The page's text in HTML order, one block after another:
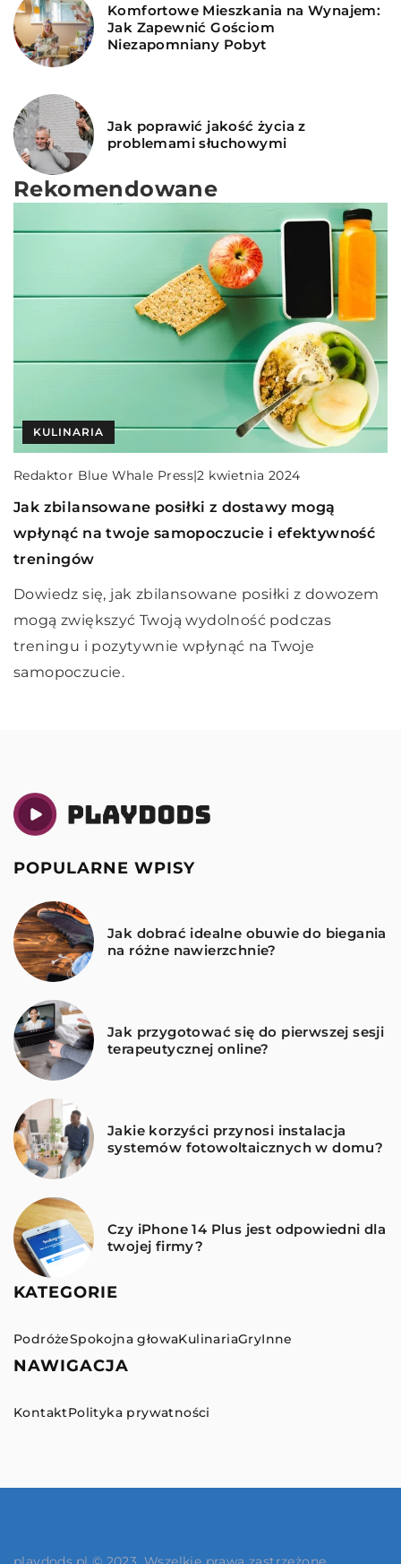
Komfortowe Mieszkania na Wynajem:
Jak Zapewnić Gościom
Niezapomniany Pobyt
Jak poprawić jakość życia z
problemami słuchowymi
Rekomendowane
SPOKOJNA GŁOWA
Redaktor Blue Whale Press|21 maja 2024
Czy malowanie pejzaży pomaga odnaleźć
wewnętrzny spokój?
Dowiedz się, jak malowanie pejzaży może
przyczynić się do osiągnięcia wewnętrznego
spokoju. Kreatywne wyrażanie przez sztukę i
kontakt z naturą stają się drogą do harmonii.
KULINARIA
Redaktor Blue Whale Press|2 kwietnia 2024
Jak zbilansowane posiłki z dostawy mogą
wpłynąć na twoje samopoczucie i efektywność
treningów
Dowiedz się, jak zbilansowane posiłki z dowozem
mogą zwiększyć Twoją wydolność podczas
treningu i pozytywnie wpłynąć na Twoje
samopoczucie.
KULINARIA
Redaktor Blue Whale Press|7 lutego 2025
Kreatywne wykorzystanie sezonowych warzyw:
kulinarna przygoda w domowym zaciszu
Odkryj nowe sposoby na wykorzystanie
sezonowych warzyw w kuchni, ciesz się ich
świeżością i różnorodnością smaków, tworząc
wyjątkowe potrawy, które zachwycą Twoje
podniebienie i walory zdrowotne.
POPULARNE WPISY
Jak dobrać idealne obuwie do biegania
na różne nawierzchnie?
Jak przygotować się do pierwszej sesji
terapeutycznej online?
Jakie korzyści przynosi instalacja
systemów fotowoltaicznych w domu?
Czy iPhone 14 Plus jest odpowiedni dla
twojej firmy?
KATEGORIE
PodróżeSpokojna głowaKulinariaGryInne
NAWIGACJA
KontaktPolityka prywatności